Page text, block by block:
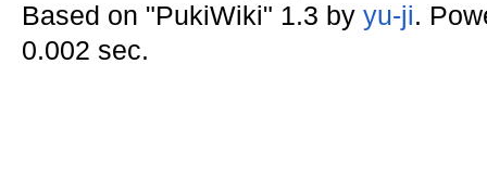
Based on "PukiWiki" 1.3 by yu-ji.
0.002 sec.